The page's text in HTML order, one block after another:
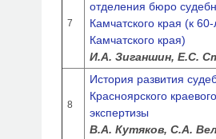
7
отделения бюро
Камчатского края (к
Камчатского края)
И.А. Зиганшин, Е.С.
8
История развития
Красноярского
экспертизы
В.А. Кутяков, С.А.